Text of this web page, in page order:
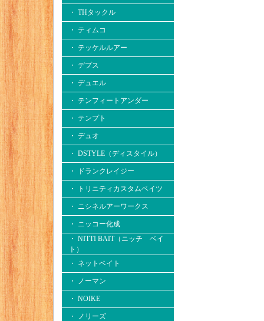
・ THタックル
・ ティムコ
・ テッケルルアー
・ デプス
・ デュエル
・ テンフィートアンダー
・ テンプト
・ デュオ
・ DSTYLE（ディスタイル）
・ ドランクレイジー
・ トリニティカスタムベイツ
・ ニシネルアーワークス
・ ニッコー化成
・ NITTI BAIT（ニッチ ベイ
ト）
・ ネットベイト
・ ノーマン
・ NOIKE
・ ノリーズ